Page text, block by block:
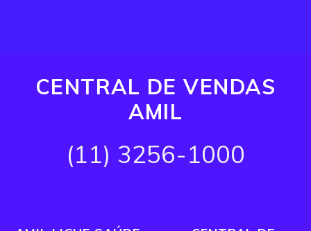
CENTRAL DE VENDAS
AMIL
(11) 3256-1000